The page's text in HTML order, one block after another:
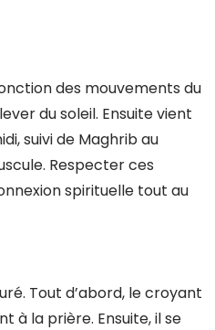
des mouvements du
du soleil. Ensuite vient
suivi de Maghrib au
Respecter ces
spirituelle tout au
Tout d’abord, le croyant
à la prière. Ensuite, il se